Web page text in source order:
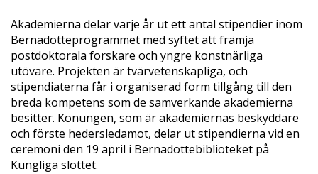
Akademierna delar varje år ut ett antal stipendier inom
Bernadotteprogrammet med syftet att främja
postdoktorala forskare och yngre konstnärliga
utövare. Projekten är tvärvetenskapliga, och
stipendiaterna får i organiserad form tillgång till den
breda kompetens som de samverkande akademierna
besitter. Konungen, som är akademiernas beskyddare
och förste hedersledamot, delar ut stipendierna vid en
ceremoni den 19 april i Bernadottebiblioteket på
Kungliga slottet.